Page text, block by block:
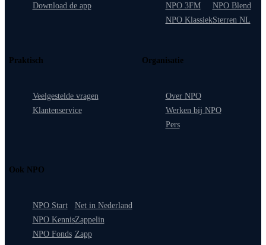
Download de app
NPO 3FM
NPO Klassiek
NPO Blend
Sterren NL
Praktisch
Veelgestelde vragen
Klantenservice
Organisatie
Over NPO
Werken bij NPO
Pers
Ook NPO
NPO Start
NPO Kennis
NPO Fonds
Net in Nederland
Zappelin
Zapp